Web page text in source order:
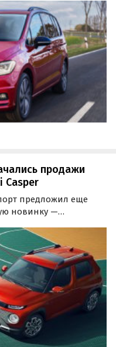
продавался
а сейчас доступен
продажи
Casper
предложил еще
новинку —
в основном под заказ,
объявлений